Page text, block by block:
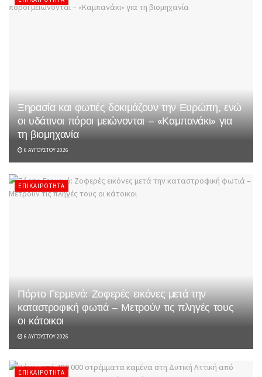
Ξηρασία και φωτιές δοκιμάζουν την Ευρώπη, ενώ
οι υδάτινοι πόροι μειώνονται – «Καμπανάκι» για
τη βιομηχανία
6 ΑΥΓΟΎΣΤΟΥ 2026
ΕΠΙΚΑΙΡΌΤΗΤΑ
Πόρτο Γερμενό: Ζοφερές εικόνες μετά την
καταστροφική φωτιά – Μετρούν τις πληγές τους
οι κάτοικοι
6 ΑΥΓΟΎΣΤΟΥ 2026
ΕΠΙΚΑΙΡΌΤΗΤΑ